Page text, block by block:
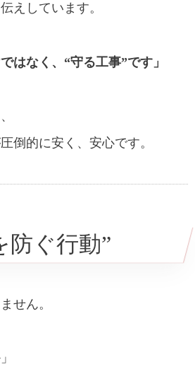
えしています。
はなく、“守る工事”です」
倒的に安く、安心です。
防ぐ行動”
せん。